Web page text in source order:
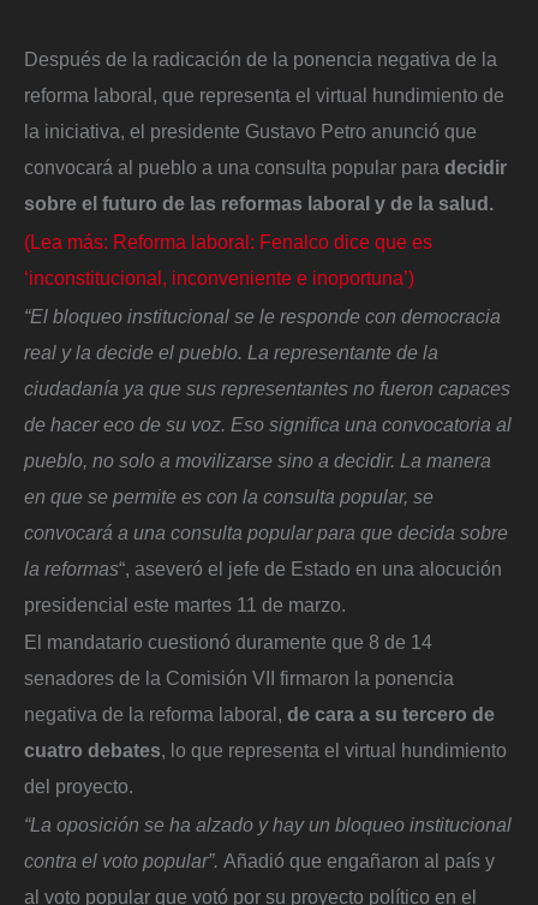
Después de la radicación de la ponencia negativa de la
reforma laboral, que representa el virtual hundimiento de
la iniciativa, el presidente Gustavo Petro anunció que
convocará al pueblo a una consulta popular para decidir
sobre el futuro de las reformas laboral y de la salud.
(Lea más: Reforma laboral: Fenalco dice que es
‘inconstitucional, inconveniente e inoportuna’)
“El bloqueo institucional se le responde con democracia
real y la decide el pueblo. La representante de la
ciudadanía ya que sus representantes no fueron capaces
de hacer eco de su voz. Eso significa una convocatoria al
pueblo, no solo a movilizarse sino a decidir. La manera
en que se permite es con la consulta popular, se
convocará a una consulta popular para que decida sobre
la reformas“, aseveró el jefe de Estado en una alocución
presidencial este martes 11 de marzo.
El mandatario cuestionó duramente que 8 de 14
senadores de la Comisión VII firmaron la ponencia
negativa de la reforma laboral, de cara a su tercero de
cuatro debates, lo que representa el virtual hundimiento
del proyecto.
“La oposición se ha alzado y hay un bloqueo institucional
contra el voto popular”. Añadió que engañaron al país y
al voto popular que votó por su proyecto político en el